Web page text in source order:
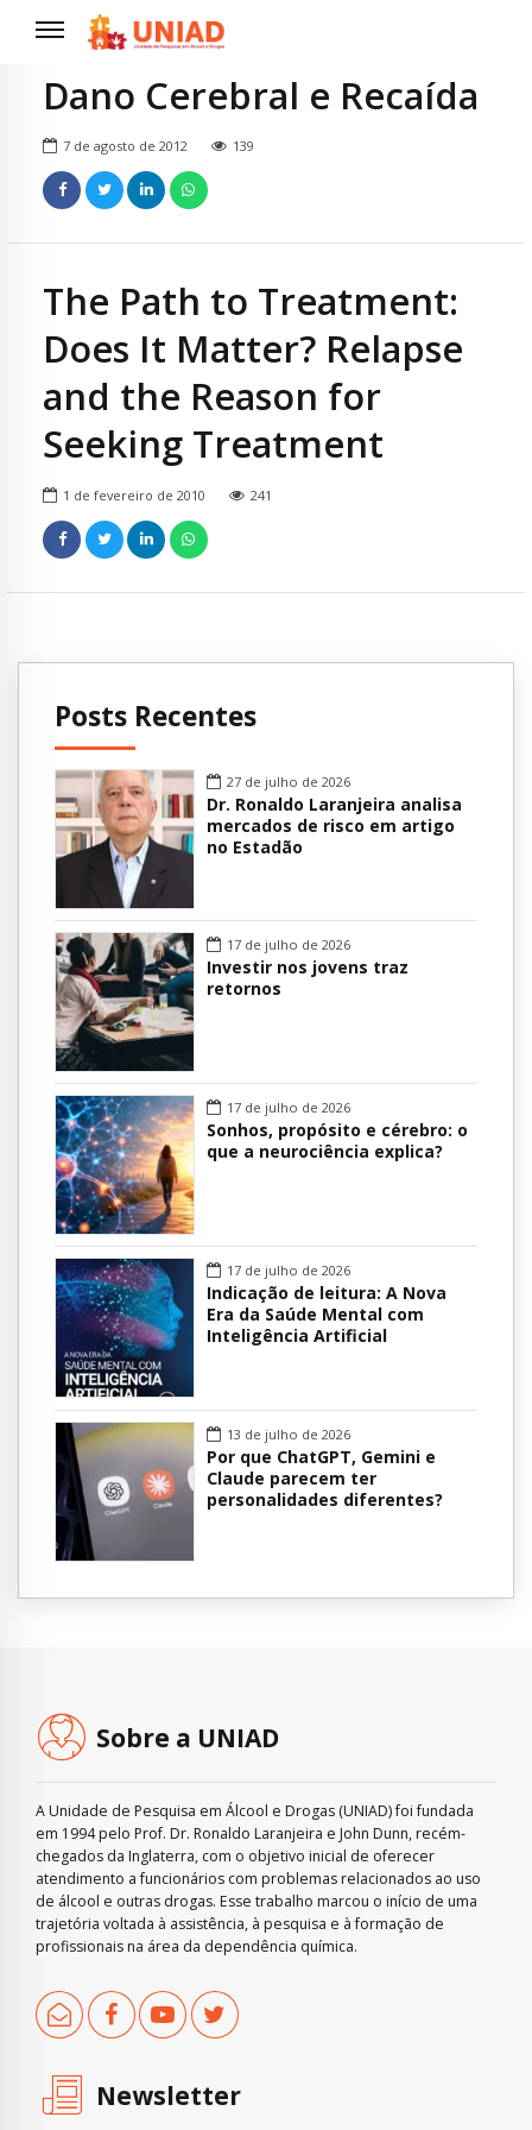
Dano Cerebral e Recaída
7 de agosto de 2012 139
The Path to Treatment:
Does It Matter? Relapse
and the Reason for
Seeking Treatment
1 de fevereiro de 2010 241
Posts Recentes
27 de julho de 2026
Dr. Ronaldo Laranjeira analisa
mercados de risco em artigo
no Estadão
17 de julho de 2026
Investir nos jovens traz
retornos
17 de julho de 2026
Sonhos, propósito e cérebro: o
que a neurociência explica?
17 de julho de 2026
Indicação de leitura: A Nova
Era da Saúde Mental com
Inteligência Artificial
13 de julho de 2026
Por que ChatGPT, Gemini e
Claude parecem ter
personalidades diferentes?
Sobre a UNIAD
A Unidade de Pesquisa em Álcool e Drogas (UNIAD) foi fundada
em 1994 pelo Prof. Dr. Ronaldo Laranjeira e John Dunn, recém-
chegados da Inglaterra, com o objetivo inicial de oferecer
atendimento a funcionários com problemas relacionados ao uso
de álcool e outras drogas. Esse trabalho marcou o início de uma
trajetória voltada à assistência, à pesquisa e à formação de
profissionais na área da dependência química.
Newsletter